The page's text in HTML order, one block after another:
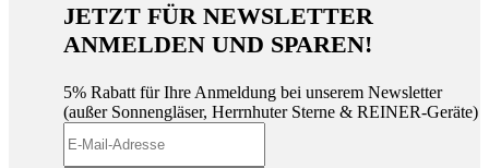
JETZT FÜR NEWSLETTER
ANMELDEN UND SPAREN!
5% Rabatt für Ihre Anmeldung bei unserem Newsletter
(außer Sonnengläser, Herrnhuter Sterne & REINER-Geräte)